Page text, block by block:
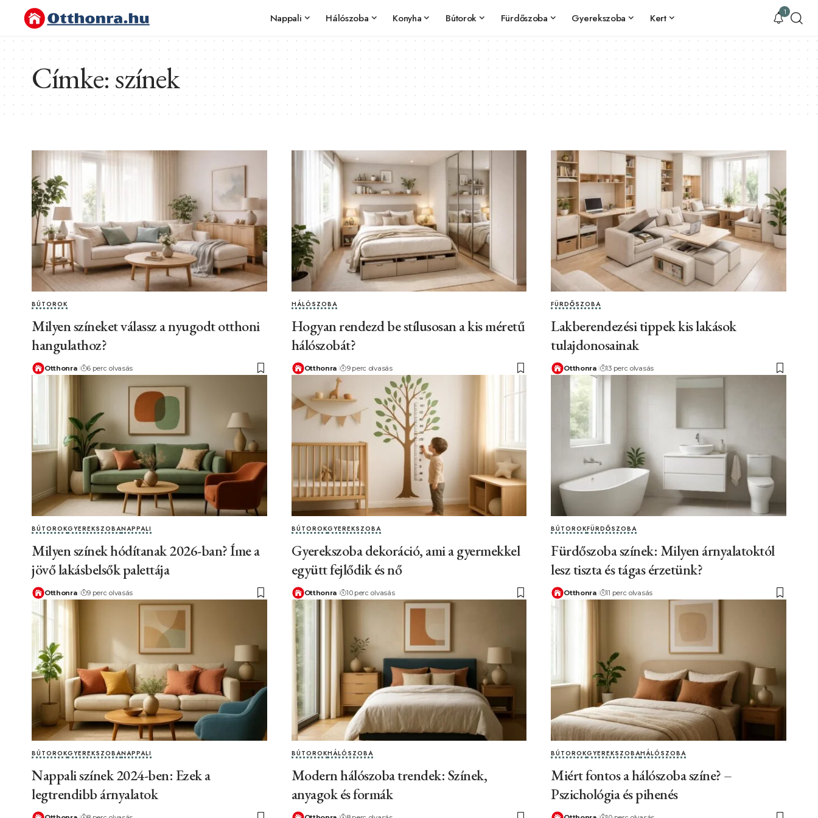
Nappali Hálószoba Konyha Bútorok Fürdőszoba Gyerekszoba Kert
1
Címke:színek
BÚTOROK
Milyen színeket válassz a nyugodt otthoni
hangulathoz?
Otthonra 6 perc olvasás
HÁLÓSZOBA
Hogyan rendezd be stílusosan a kis méretű
hálószobát?
Otthonra 9 perc olvasás
FÜRDŐSZOBA
Lakberendezési tippek kis lakások
tulajdonosainak
Otthonra 13 perc olvasás
BÚTOROKGYEREKSZOBANAPPALI
Milyen színek hódítanak 2026-ban? Íme a
jövő lakásbelsők palettája
Otthonra 9 perc olvasás
BÚTOROKGYEREKSZOBA
Gyerekszoba dekoráció, ami a gyermekkel
együtt fejlődik és nő
Otthonra 10 perc olvasás
BÚTOROKFÜRDŐSZOBA
Fürdőszoba színek: Milyen árnyalatoktól
lesz tiszta és tágas érzetünk?
Otthonra 11 perc olvasás
BÚTOROKGYEREKSZOBANAPPALI
Nappali színek 2024-ben: Ezek a
legtrendibb árnyalatok
BÚTOROKHÁLÓSZOBA
Modern hálószoba trendek: Színek,
anyagok és formák
BÚTOROKGYEREKSZOBAHÁLÓSZOBA
Miért fontos a hálószoba színe? –
Pszichológia és pihenés